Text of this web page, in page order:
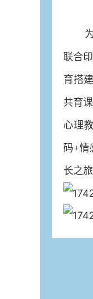
联合
育搭
共育
心理
码+情
长之旅